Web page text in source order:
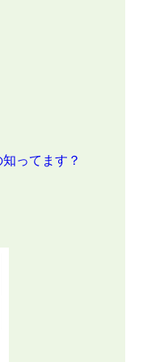
ってます？